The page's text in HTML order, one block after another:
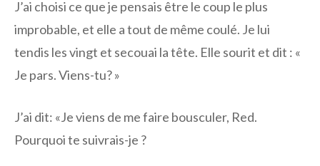
J’ai choisi ce que je pensais être le coup le plus
improbable, et elle a tout de même coulé. Je lui
tendis les vingt et secouai la tête. Elle sourit et dit : «
Je pars. Viens-tu? »
J’ai dit: «Je viens de me faire bousculer, Red.
Pourquoi te suivrais-je ?